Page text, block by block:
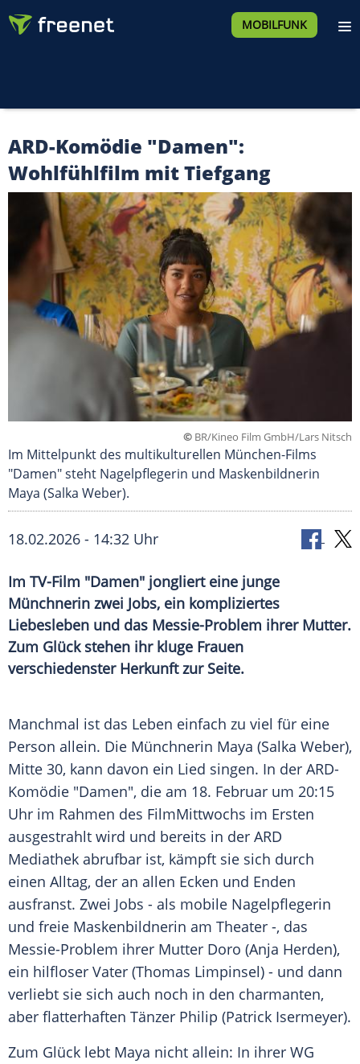
MOBILFUNK
ARD-Komödie "Damen":
Wohlfühlfilm mit Tiefgang
© BR/Kineo Film GmbH/Lars Nitsch
Im Mittelpunkt des multikulturellen München-Films
"Damen" steht Nagelpflegerin und Maskenbildnerin
Maya (Salka Weber).
18.02.2026 - 14:32 Uhr
Im TV-Film "Damen" jongliert eine junge
Münchnerin zwei Jobs, ein kompliziertes
Liebesleben und das Messie-Problem ihrer Mutter.
Zum Glück stehen ihr kluge Frauen
verschiedenster Herkunft zur Seite.
Manchmal ist das Leben einfach zu viel für eine
Person allein. Die Münchnerin Maya (Salka Weber),
Mitte 30, kann davon ein Lied singen. In der ARD-
Komödie "Damen", die am 18. Februar um 20:15
Uhr im Rahmen des FilmMittwochs im Ersten
ausgestrahlt wird und bereits in der ARD
Mediathek abrufbar ist, kämpft sie sich durch
einen Alltag, der an allen Ecken und Enden
ausfranst. Zwei Jobs - als mobile Nagelpflegerin
und freie Maskenbildnerin am Theater -, das
Messie-Problem ihrer Mutter Doro (Anja Herden),
ein hilfloser Vater (Thomas Limpinsel) - und dann
verliebt sie sich auch noch in den charmanten,
aber flatterhaften Tänzer Philip (Patrick Isermeyer).
Zum Glück lebt Maya nicht allein: In ihrer WG